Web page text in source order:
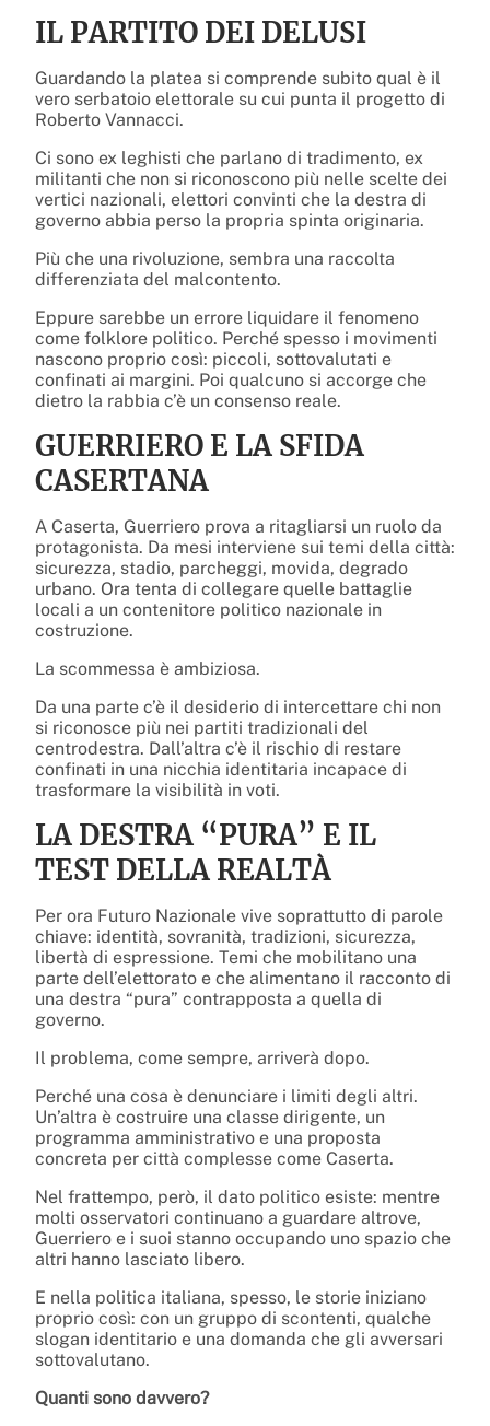
IL PARTITO DEI DELUSI
Guardando la platea si comprende subito qual è il
vero serbatoio elettorale su cui punta il progetto di
Roberto Vannacci.
Ci sono ex leghisti che parlano di tradimento, ex
militanti che non si riconoscono più nelle scelte dei
vertici nazionali, elettori convinti che la destra di
governo abbia perso la propria spinta originaria.
Più che una rivoluzione, sembra una raccolta
differenziata del malcontento.
Eppure sarebbe un errore liquidare il fenomeno
come folklore politico. Perché spesso i movimenti
nascono proprio così: piccoli, sottovalutati e
confinati ai margini. Poi qualcuno si accorge che
dietro la rabbia c’è un consenso reale.
GUERRIERO E LA SFIDA
CASERTANA
A Caserta, Guerriero prova a ritagliarsi un ruolo da
protagonista. Da mesi interviene sui temi della città:
sicurezza, stadio, parcheggi, movida, degrado
urbano. Ora tenta di collegare quelle battaglie
locali a un contenitore politico nazionale in
costruzione.
La scommessa è ambiziosa.
Da una parte c’è il desiderio di intercettare chi non
si riconosce più nei partiti tradizionali del
centrodestra. Dall’altra c’è il rischio di restare
confinati in una nicchia identitaria incapace di
trasformare la visibilità in voti.
LA DESTRA “PURA” E IL
TEST DELLA REALTÀ
Per ora Futuro Nazionale vive soprattutto di parole
chiave: identità, sovranità, tradizioni, sicurezza,
libertà di espressione. Temi che mobilitano una
parte dell’elettorato e che alimentano il racconto di
una destra “pura” contrapposta a quella di
governo.
Il problema, come sempre, arriverà dopo.
Perché una cosa è denunciare i limiti degli altri.
Un’altra è costruire una classe dirigente, un
programma amministrativo e una proposta
concreta per città complesse come Caserta.
Nel frattempo, però, il dato politico esiste: mentre
molti osservatori continuano a guardare altrove,
Guerriero e i suoi stanno occupando uno spazio che
altri hanno lasciato libero.
E nella politica italiana, spesso, le storie iniziano
proprio così: con un gruppo di scontenti, qualche
slogan identitario e una domanda che gli avversari
sottovalutano.
Quanti sono davvero?